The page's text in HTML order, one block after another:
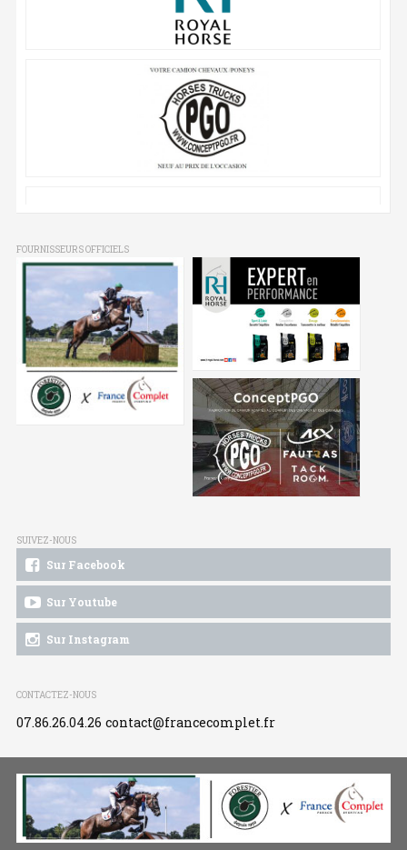
FOURNISSEURS OFFICIELS
SUIVEZ-NOUS
Sur Facebook
Sur Youtube
Sur Instagram
CONTACTEZ-NOUS
07.86.26.04.26 contact@francecomplet.fr